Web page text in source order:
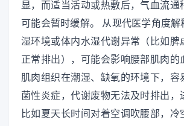
显，而适当活动或热敷后，气血流通
可能会暂时缓解。 从现代医学角度解
湿环境或体内水湿代谢异常（比如脾
正常排出），可能会影响腰部肌肉的
肌肉组织在潮湿、缺氧的环境下，容
菌性炎症，代谢废物无法及时排出，
比如夏天长时间对着空调吹腰部，冷